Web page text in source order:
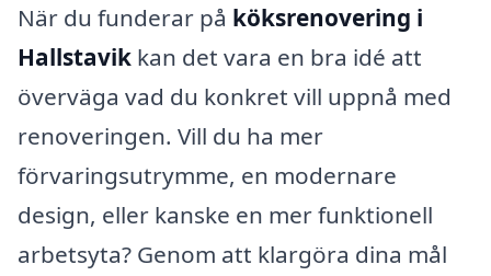
När du funderar på köksrenovering i
Hallstavik kan det vara en bra idé att
överväga vad du konkret vill uppnå med
renoveringen. Vill du ha mer
förvaringsutrymme, en modernare
design, eller kanske en mer funktionell
arbetsyta? Genom att klargöra dina mål